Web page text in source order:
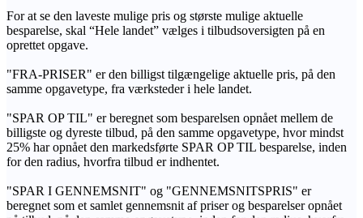
For at se den laveste mulige pris og største mulige aktuelle
besparelse, skal “Hele landet” vælges i tilbudsoversigten på en
oprettet opgave.
"FRA-PRISER" er den billigst tilgængelige aktuelle pris, på den
samme opgavetype, fra værksteder i hele landet.
"SPAR OP TIL" er beregnet som besparelsen opnået mellem de
billigste og dyreste tilbud, på den samme opgavetype, hvor mindst
25% har opnået den markedsførte SPAR OP TIL besparelse, inden
for den radius, hvorfra tilbud er indhentet.
"SPAR I GENNEMSNIT" og "GENNEMSNITSPRIS" er
beregnet som et samlet gennemsnit af priser og besparelser opnået